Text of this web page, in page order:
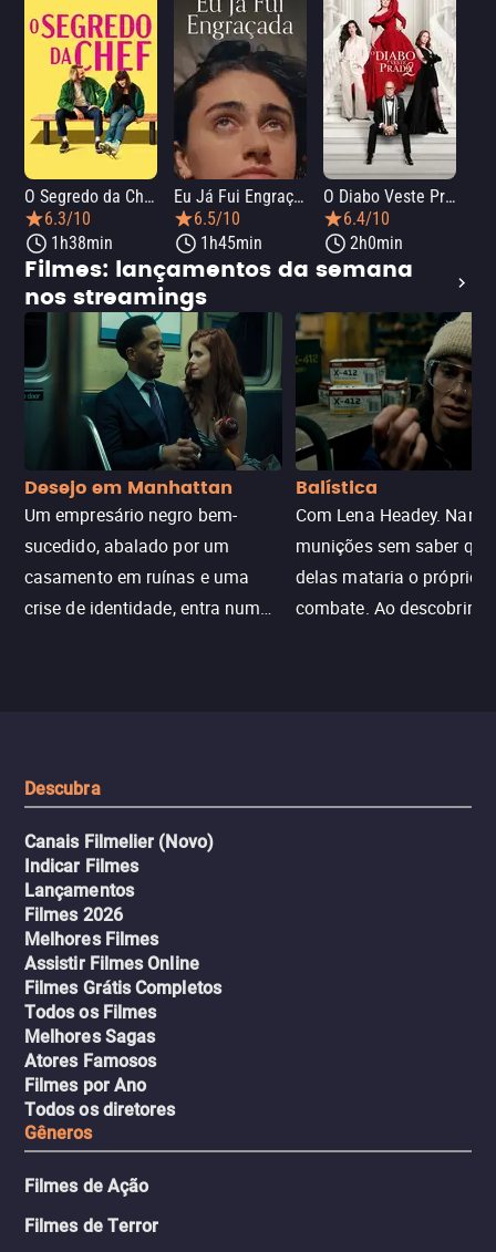
O Segredo da Chef
6.3/10
1h38min
Eu Já Fui Engraçada
6.5/10
1h45min
O Diabo Veste Prada 2
6.4/10
2h0min
Filmes: lançamentos da semana
nos streamings
Desejo em Manhattan
Um empresário negro bem-
sucedido, abalado por um
casamento em ruínas e uma
crise de identidade, entra num
Balística
Com Lena Headey.
munições sem saber
delas mataria o próprio
combate. Ao descobrir a
Descubra
Canais Filmelier (Novo)
Indicar Filmes
Lançamentos
Filmes 2026
Melhores Filmes
Assistir Filmes Online
Filmes Grátis Completos
Todos os Filmes
Melhores Sagas
Atores Famosos
Filmes por Ano
Todos os diretores
Gêneros
Filmes de Ação
Filmes de Terror